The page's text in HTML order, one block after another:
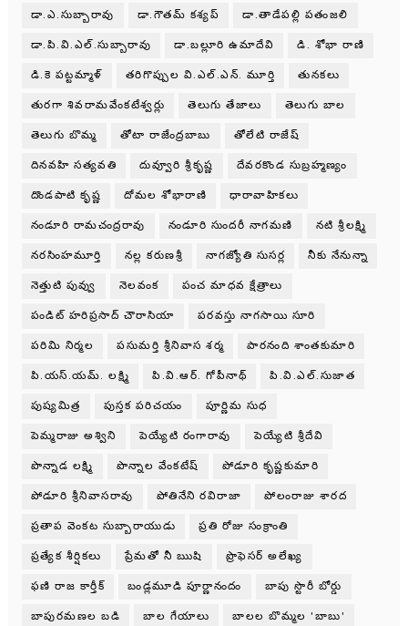
డా.ఎ.సుబ్బారావు డా.గౌతమ్ కశ్యప్ డా.తాడేపల్లి పతంజలి
డా.పి.వి.ఎల్.సుబ్బారావు డా.బల్లూరి ఉమాదేవి డి. శోభా రాణి
డి.కె పట్టమ్మాళ్ తరిగొప్పుల వి.ఎల్.ఎన్. మూర్తి తునకలు
తురగా శివరామవేంకటేశ్వర్లు తెలుగు తేజాలు తెలుగు బాల
తెలుగు బొమ్మ తోటా రాజేంద్రబాబు తోలేటి రాజేష్
దినవహి సత్యవతి దువ్వూరి శ్రీకృష్ణ దేవరకొండ సుబ్రహ్మణ్యం
దొండపాటి కృష్ణ దోమల శోభారాణి ధారావాహికలు
నండూరి రామచంద్రరావు నండూరి సుందరీ నాగమణి నటి శ్రీలక్ష్మి
నరసింహమూర్తి నల్ల కరుణశ్రీ నాగజ్యోతి సుసర్ల నీకు నేనున్నా
నెత్తుటి పువ్వు నెలవంక పంచ మాధవ క్షేత్రాలు
పండిట్ హరిప్రసాద్ చౌరాసియా పరవస్తు నాగసాయి సూరి
పరిమి నిర్మల పసుమర్తి శ్రీనివాస శర్మ పారనంది శాంతకుమారి
పి.యస్.యమ్. లక్ష్మి పి.వి.ఆర్. గోపీనాథ్ పి.వి.ఎల్.సుజాత
పుష్యమిత్ర పుస్తక పరిచయం పూర్ణిమ సుధ
పెమ్మరాజు అశ్విని పెయ్యేటి రంగారావు పెయ్యేటి శ్రీదేవి
పొన్నాడ లక్ష్మి పొన్నాల వేంకటేష్ పోడూరి కృష్ణకుమారి
పోడూరి శ్రీనివాసరావు పోతినేని రవిరాజా పోలంరాజు శారద
ప్రతాప వెంకట సుబ్బారాయుడు ప్రతి రోజు సంక్రాంతి
ప్రత్యేక శీర్షికలు ప్రేమతో నీ ఋషి ప్రొఫెసర్ అలేఖ్య
ఫణి రాజ కార్తీక్ బండ్లమూడి పూర్ణానందం బాపు స్టొరీ బోర్డు
బాపురమణల బడి బాల గేయాలు బాలల బొమ్మల 'బాబు'